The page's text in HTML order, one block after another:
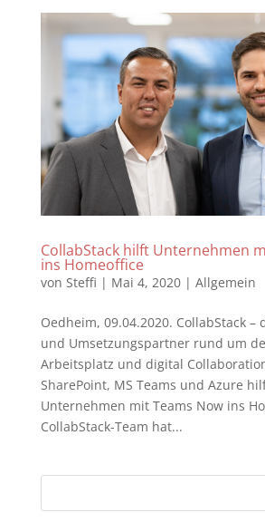
CollabStack hilft Unternehmen
ins Homeoffice
von Steffi | Mai 4, 2020| Allgemein
Oedheim, 09.04.2020. CollabStack –
und Umsetzungspartner rund um
Arbeitsplatz und digital
SharePoint, MS Teams und Azure
Unternehmen mit Teams Now ins
CollabStack-Team hat...